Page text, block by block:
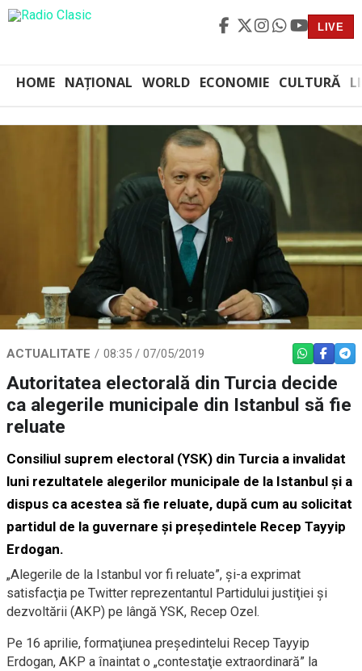
LIVE
HOME NAȚIONAL WORLD ECONOMIE CULTURĂ
ACTUALITATE 08:35 / 07/05/2019 WHATSAPP
Autoritatea electorală din Turcia decide
ca alegerile municipale din Istanbul să fie
reluate
Consiliul suprem electoral (YSK) din Turcia a invalidat
luni rezultatele alegerilor municipale de la Istanbul şi a
dispus ca acestea să fie reluate, după cum au solicitat
partidul de la guvernare şi preşedintele Recep Tayyip
Erdogan.
„Alegerile de la Istanbul vor fi reluate”, şi-a exprimat
satisfacţia pe Twitter reprezentantul Partidului justiţiei şi
dezvoltării (AKP) pe lângă YSK, Recep Ozel.
Pe 16 aprilie, formaţiunea preşedintelui Recep Tayyip
Erdogan, AKP a înaintat o „contestaţie extraordinară” la